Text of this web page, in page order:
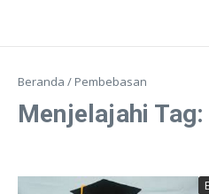
Beranda / Pembebasan
Menjelajahi